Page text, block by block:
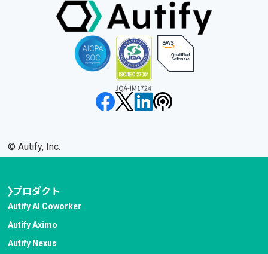
©︎ Autify, Inc.
プロダクト
Autify AI Coworker
Autify Aximo
Autify Nexus